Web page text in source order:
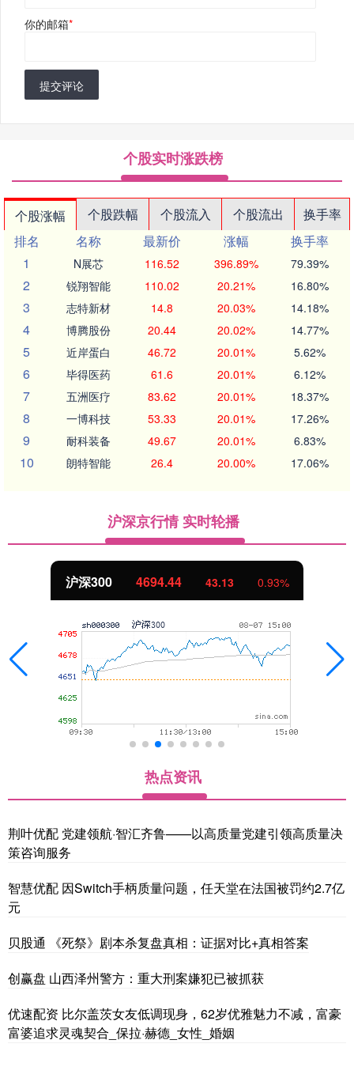
你的邮箱*
提交评论
个股实时涨跌榜
个股涨幅 个股跌幅 个股流入 个股流出
换手率
排名
名称 最新价 涨幅
换手率
1
N展芯 116.52 396.89% 79.39%
2 锐翔智能 110.02 20.21% 16.80%
3 志特新材 14.8 20.03% 14.18%
4 博腾股份 20.44 20.02% 14.77%
5 近岸蛋白 46.72 20.01% 5.62%
6 毕得医药 61.6 20.01% 6.12%
7 五洲医疗 83.62 20.01% 18.37%
8 一博科技 53.33 20.01% 17.26%
9 耐科装备 49.67 20.01% 6.83%
10 朗特智能 26.4 20.00% 17.06%
沪深京行情 实时轮播
沪深300 4694.44 43.13 0.93%
热点资讯
荆叶优配 党建领航·智汇齐鲁——以高质量党建引领高质量决
策咨询服务
智慧优配 因Switch手柄质量问题，任天堂在法国被罚约2.7亿
元
贝股通 《死祭》剧本杀复盘真相：证据对比+真相答案
创赢盘 山西泽州警方：重大刑案嫌犯已被抓获
优速配资 比尔盖茨女友低调现身，62岁优雅魅力不减，富豪
富婆追求灵魂契合_保拉·赫德_女性_婚姻